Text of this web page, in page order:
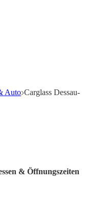
Auto Carglass Dessau-
& Öffnungszeiten